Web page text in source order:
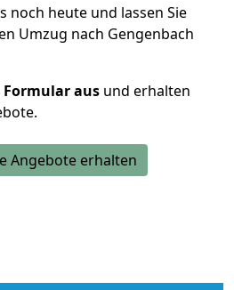
noch heute und lassen Sie
Umzug nach Gengenbach
Formular aus und erhalten
Angebote erhalten